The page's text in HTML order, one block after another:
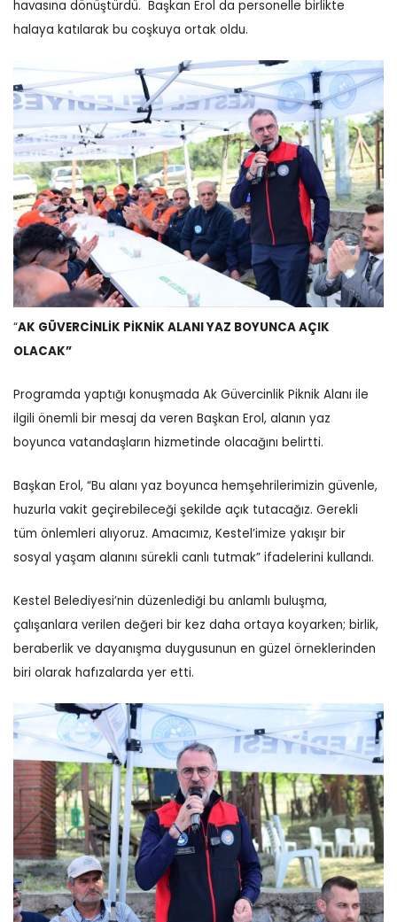
havasına dönüştürdü. Başkan Erol da personelle birlikte
halaya katılarak bu coşkuya ortak oldu.
“AK GÜVERCİNLİK PİKNİK ALANI YAZ BOYUNCA AÇIK
OLACAK”
Programda yaptığı konuşmada Ak Güvercinlik Piknik Alanı ile
ilgili önemli bir mesaj da veren Başkan Erol, alanın yaz
boyunca vatandaşların hizmetinde olacağını belirtti.
Başkan Erol, “Bu alanı yaz boyunca hemşehrilerimizin güvenle,
huzurla vakit geçirebileceği şekilde açık tutacağız. Gerekli
tüm önlemleri alıyoruz. Amacımız, Kestel’imize yakışır bir
sosyal yaşam alanını sürekli canlı tutmak” ifadelerini kullandı.
Kestel Belediyesi’nin düzenlediği bu anlamlı buluşma,
çalışanlara verilen değeri bir kez daha ortaya koyarken; birlik,
beraberlik ve dayanışma duygusunun en güzel örneklerinden
biri olarak hafızalarda yer etti.